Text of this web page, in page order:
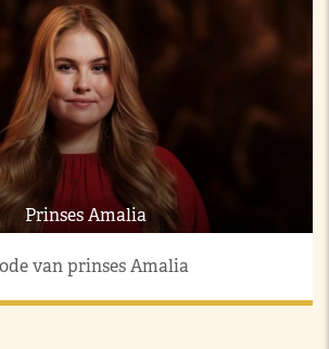
Prinses Amalia
van prinses Amalia